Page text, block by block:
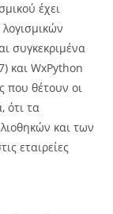
έχει
συγκεκριμένα
και WxPython
που θέτουν οι
ότι τα
και των
εταιρείες